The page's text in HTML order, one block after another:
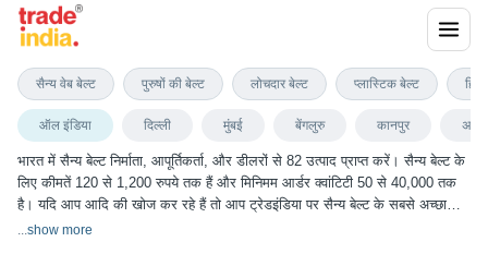
भारत में सैन्य बेल्ट निर्माता, आपूर्तिकर्ता, और डीलरों से 82 उत्पाद प्राप्त करें। सैन्य बेल्ट के
लिए कीमतें 120 से 1,200 रुपये तक हैं और मिनिमम आर्डर क्वांटिटी 50 से 40,000 तक
है। यदि आप आदि की खोज कर रहे हैं तो आप ट्रेडइंडिया पर सैन्य बेल्ट के सबसे अच्छा
विकल्प चुन सकते हैं। हम विभिन्न शहरों में सैन्य बेल्ट के विकल्प प्रदान करते हैं, जिनमें
...show more
ऑल इंडिया दिल्ली मुंबई बेंगलुरु कानपुर
सैन्य वेब बेल्ट पुरुषों की बेल्ट लोचदार बेल्ट प्लास्टिक बेल्ट हिप